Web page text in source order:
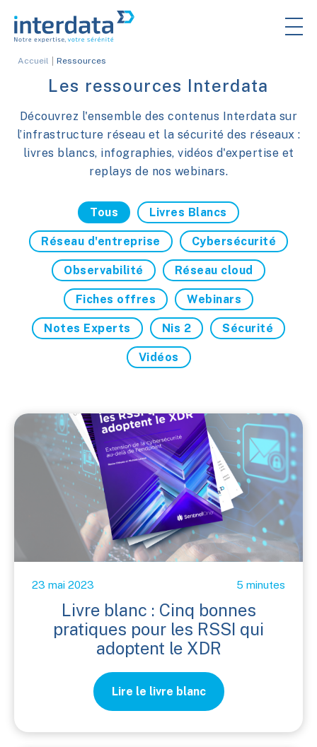
Accueil Ressources
Les ressources Interdata
Découvrez l'ensemble des contenus Interdata sur
l’infrastructure réseau et la sécurité des réseaux :
livres blancs, infographies, vidéos d'expertise et
replays de nos webinars.
Tous Livres Blancs
Réseau d'entreprise Cybersécurité
Observabilité Réseau cloud
Fiches offres Webinars
Notes Experts Nis 2 Sécurité
Vidéos
23 mai 2023 5 minutes
Livre blanc : Cinq bonnes
pratiques pour les RSSI qui
adoptent le XDR
Lire le livre blanc